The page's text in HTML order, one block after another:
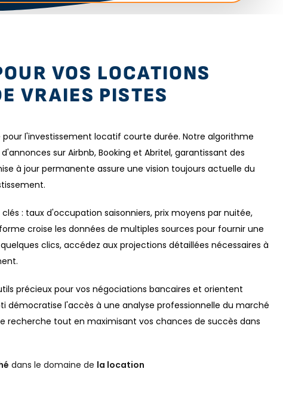
VOS LOCATIONS
VRAIES PISTES
l'investissement locatif courte durée. Notre algorithme
sur Airbnb, Booking et Abritel, garantissant des
à jour permanente assure une vision toujours actuelle du
: taux d'occupation saisonniers, prix moyens par nuitée,
croise les données de multiples sources pour fournir une
clics, accédez aux projections détaillées nécessaires à
précieux pour vos négociations bancaires et orientent
démocratise l'accès à une analyse professionnelle du marché
recherche tout en maximisant vos chances de succès dans
dans le domaine de la location